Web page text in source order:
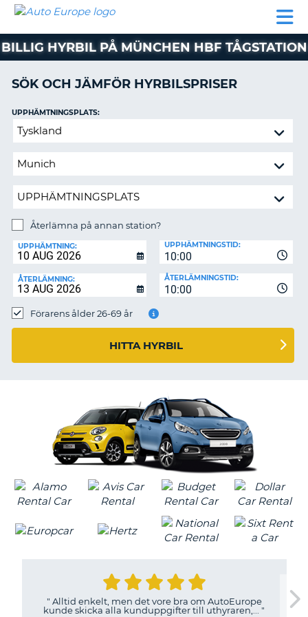
HYRBIL
HYRA
PARTNER
AUTO
EUROPE
HYRBIL
HYRA
HUSBIL
MIN
MEDLEMSINFORMATION
BOKNING
SVERIGE
BILLIG HYRBIL PÅ MÜNCHEN HBF TÅGSTATION
SÖK OCH JÄMFÖR HYRBILSPRISER
Återlämna
annan
UPPHÄMTNINGSPLATS:
Återlämna på annan station?
UPPHÄMTNING:
10:00
UPPHÄMTNINGSTID:
ÅTERLÄMNING:
10:00
ÅTERLÄMNINGSTID:
Förarens ålder 26-69 år
HITTA HYRBIL
" Alltid enkelt, men det vore bra om AutoEurope
kunde skicka alla kunduppgifter till uthyraren,... "